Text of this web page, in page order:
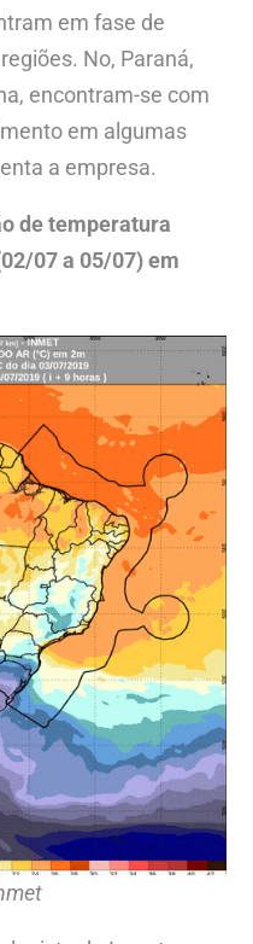
em fase de
No, Paraná,
encontram-se com
em algumas
a empresa.
de temperatura
07 a 05/07) em